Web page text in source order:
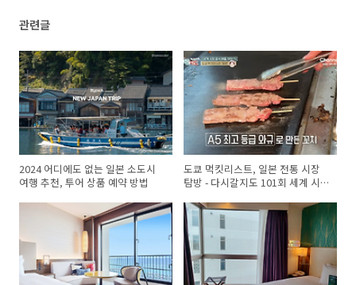
관련글
2024 어디에도 없는 일본 소도시
여행 추천, 투어 상품 예약 방법
도쿄 먹킷리스트, 일본 전통 시장
탐방 - 다시갈지도 101회 세계 시